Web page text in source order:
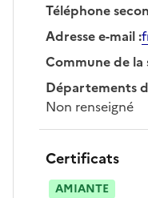
Téléphone
Adresse e-mail:
Commune de la
Départements
Non renseigné
Certificats
AMIANTE